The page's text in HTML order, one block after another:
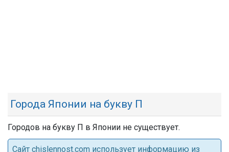
Города Японии на букву П
Городов на букву П в Японии не существует.
Cайт chislennost.com использует информацию из